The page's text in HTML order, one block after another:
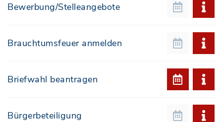
Bewerbung/Stelleangebote
Brauchtumsfeuer anmelden
Briefwahl beantragen
Bürgerbeteiligung